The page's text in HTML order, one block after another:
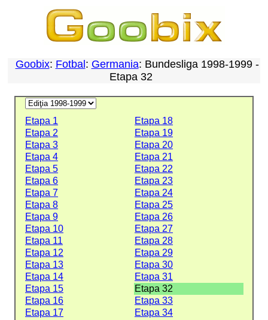
Goobix: Fotbal : Germania: Bundesliga 1998-1999 -
Etapa 32
Etapa 1
Etapa 18
Etapa 2
Etapa 19
Etapa 3
Etapa 20
Etapa 4
Etapa 21
Etapa 5
Etapa 22
Etapa 6
Etapa 23
Etapa 7
Etapa 24
Etapa 8
Etapa 25
Etapa 9
Etapa 26
Etapa 10
Etapa 27
Etapa 11
Etapa 28
Etapa 12
Etapa 29
Etapa 13
Etapa 30
Etapa 14
Etapa 31
Etapa 15
Etapa 32
Etapa 16
Etapa 33
Etapa 17
Etapa 34